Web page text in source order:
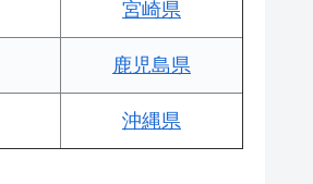
宮崎県
鹿児島県
沖縄県